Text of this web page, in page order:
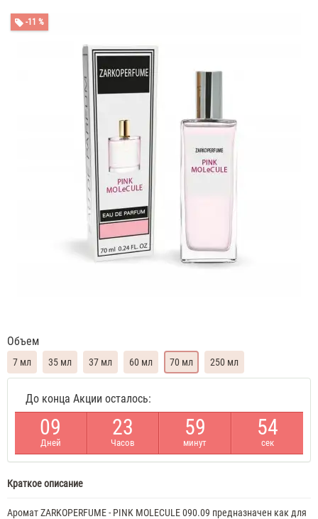
-11 %
Объем
7 мл 35 мл 37 мл 60 мл 70 мл
250 мл
Molecule
унисекс
7
Pink
До конца Акции осталось:
09
Дней
23
Часов
59
минут
54
сек
Краткое описание
Аромат ZARKOPERFUME - PINK MOLECULE 090.09 предназначен как для